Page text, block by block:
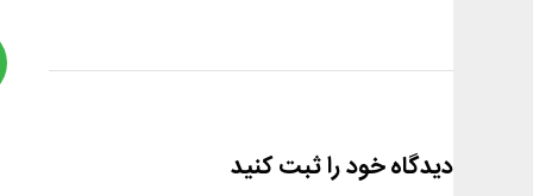
دیدگاه خود را ثبت کنید